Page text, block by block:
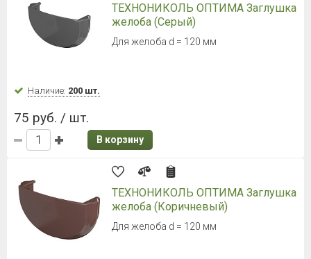
ТЕХНОНИКОЛЬ ОПТИМА Заглушка
желоба (Серый)
Для желоба d = 120 мм
Наличие: 200 шт.
75 руб. / шт.
В корзину
ТЕХНОНИКОЛЬ ОПТИМА Заглушка
желоба (Коричневый)
Для желоба d = 120 мм